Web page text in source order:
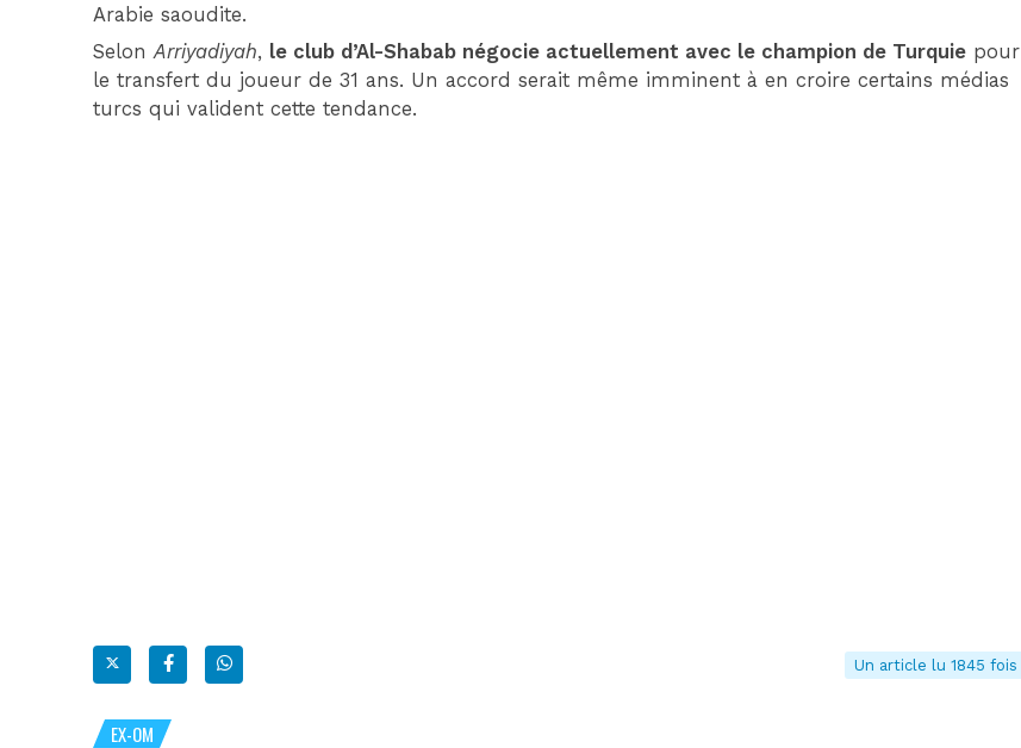
Arabie saoudite.
SelonArriyadiyah, le club d’Al-Shabab négocie actuellement avec le champion de Turquie pour
le transfert du joueur de 31 ans. Un accord serait même imminent à en croire certains médias
turcs qui valident cette tendance.
Un article lu 1845 fois
EX-OM